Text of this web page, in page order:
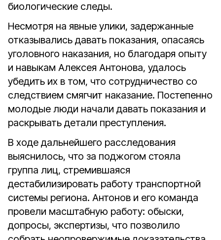
биологические следы.
Несмотря на явные улики, задержанные
отказывались давать показания, опасаясь
уголовного наказания, но благодаря опыту
и навыкам Алексея Антонова, удалось
убедить их в том, что сотрудничество со
следствием смягчит наказание. Постепенно
молодые люди начали давать показания и
раскрывать детали преступления.
В ходе дальнейшего расследования
выяснилось, что за поджогом стояла
группа лиц, стремившаяся
дестабилизировать работу транспортной
системы региона. Антонов и его команда
провели масштабную работу: обыски,
допросы, экспертизы, что позволило